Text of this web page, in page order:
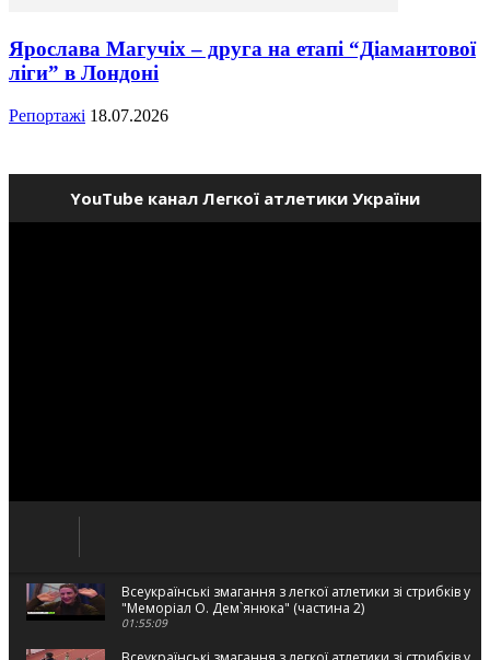
Ярослава Магучіх – друга на етапі “Діамантової
ліги” в Лондоні
Репортажі 18.07.2026
YouTube канал Легкої атлетики України
Всеукраїнські змагання з легкої атлетики зі стрибків у
"Меморіал О. Дем`янюка" (частина 2)
01:55:09